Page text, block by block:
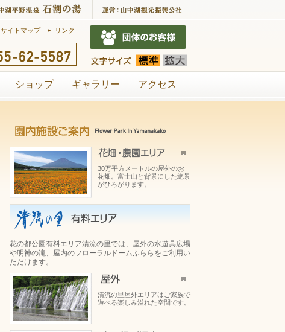
サイトマップ リンク
ショップ ギャラリー アクセス
30万平方メートルの屋外のお
花畑。富士山と背景にした絶景
がひろがります。
花の都公園有料エリア清流の里では、屋外の水遊具広場
や明神の滝、屋内のフローラルドームふららをご利用い
ただけます。
清流の里屋外エリアはご家族で
遊べる楽しみ溢れた空間です。